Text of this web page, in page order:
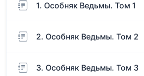
1. Особняк Ведьмы. Том 1
2. Особняк Ведьмы. Том 2
3. Особняк Ведьмы. Том 3